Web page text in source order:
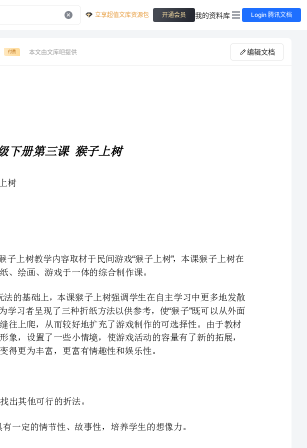
立享超值文库资源包 开通会员 我的资料库 Login 腾讯文档
付费 本文由文库吧提供 编辑文档
的对折夹缝往上爬，也可以从里面的内折夹缝往上爬，从而较好地扩充了游戏制作的可选择性。由于教材
猴子上树在作业内容的选择上也提供了一些形象，设置了一些小情境，使游戏活动的容量有了新的拓展，
群体所呈现的学习结果和形式方法，将因此变得更为丰富，更富有情趣性和娱乐性。
在添画、粘贴等装饰处理中，使活动具有一定的情节性、故事性，培养学生的想像力。